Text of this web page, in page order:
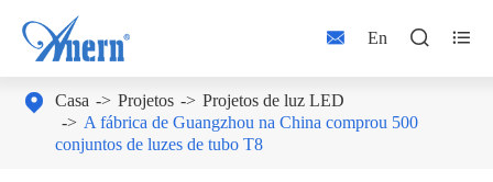
 En  
 Casa Projetos
Projetos de luz LED
A fábrica de Guangzhou na China comprou 500
conjuntos de luzes de tubo T8